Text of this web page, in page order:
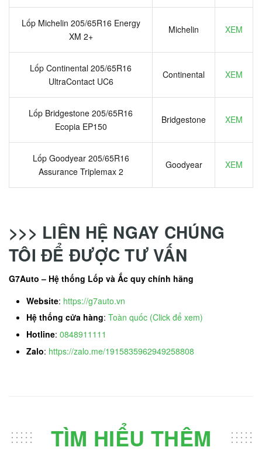
Lốp Michelin 205/65R16 Energy
XM 2+
Michelin XEM
Lốp Continental 205/65R16
UltraContact UC6
Continental XEM
Lốp Bridgestone 205/65R16
Ecopia EP150
Bridgestone XEM
Lốp Goodyear 205/65R16
Assurance Triplemax 2
Goodyear XEM
>>> LIÊN HỆ NGAY CHÚNG
TÔI ĐỂ ĐƯỢC TƯ VẤN
G7Auto – Hệ thống Lốp và Ắc quy chính hãng
Website: https://g7auto.vn
Hệ thống cửa hàng: Toàn quốc (Click để xem)
Hotline: 0848911111
Zalo: https://zalo.me/1915835962949258808
TÌM HIỂU THÊM